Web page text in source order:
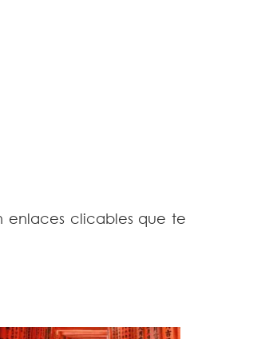
enlaces clicables que te